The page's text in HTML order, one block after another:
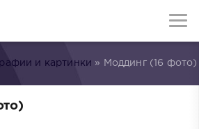
и картинки » Моддинг (16 фото)